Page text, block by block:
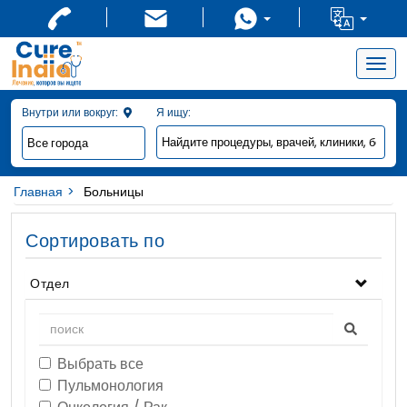
Внутри или вокруг:
Я ищу:
Главная Больницы
Сортировать по
Отдел
Выбрать все
Пульмонология